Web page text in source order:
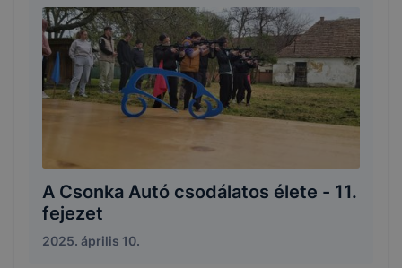
A Csonka Autó csodálatos élete - 11.
fejezet
2025. április 10.